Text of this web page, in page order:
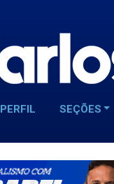
PERFIL SEÇÕES